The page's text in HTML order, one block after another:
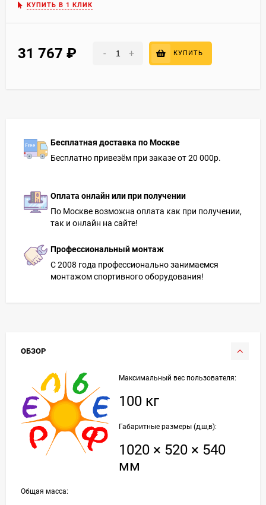
КУПИТЬ В 1 КЛИК
31 767 - + КУПИТЬ
Бесплатная доставка по Москве
Бесплатно привезём при заказе от 20 000р.
Оплата онлайн или при получении
По Москве возможна оплата как при получении,
так и онлайн на сайте!
Профессиональный монтаж
С 2008 года профессионально занимаемся
монтажом спортивного оборудования!
ОБЗОР
Максимальный вес пользователя:
100 кг
Габаритные размеры (д,ш,в):
1020 × 520 × 540
мм
Общая масса: